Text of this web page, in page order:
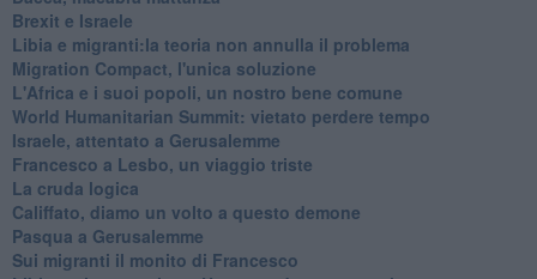
Brexit e Israele
Libia e migranti:la teoria non annulla il problema
Migration Compact, l'unica soluzione
L'Africa e i suoi popoli, un nostro bene comune
World Humanitarian Summit: vietato perdere tempo
Israele, attentato a Gerusalemme
Francesco a Lesbo, un viaggio triste
La cruda logica
Califfato, diamo un volto a questo demone
Pasqua a Gerusalemme
Sui migranti il monito di Francesco